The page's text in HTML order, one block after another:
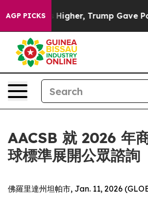
AGP PICKS
Prices Higher, Trump Gave
AACSB 就 2026 年
球標準展開公眾諮詢
佛羅里達州坦帕市, Jan. 11, 2026